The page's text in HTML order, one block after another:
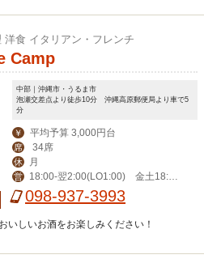
食 イタリアン・フレンチ
Camp
中部｜沖縄市・うるま市
泡瀬交差点より徒歩10分 沖縄高原郵便局より車で5
分
￥ 平均予算 3,000円台
席 34席
休 月
営
18:00‐翌2:00(LO1:00) 金土18:0
0‐翌3:00(LO翌2:00)
098-937-3993
いしいお酒をお楽しみください！